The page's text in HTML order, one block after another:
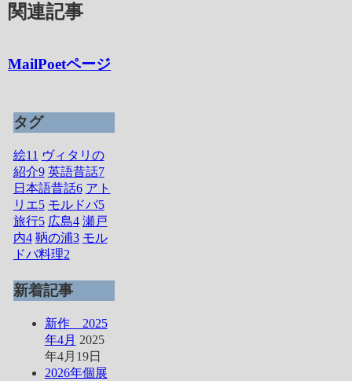
関連記事
MailPoetページ
タグ
絵11 ヴィタリの
紹介9 英語昔話7
日本語昔話6 アト
リエ5 モルドバ5
旅行5 広島4 瀬戸
内4 鞆の浦3 モル
ドバ料理2
新着記事
新作 2025
年4月 2025
年4月19日
2026年個展